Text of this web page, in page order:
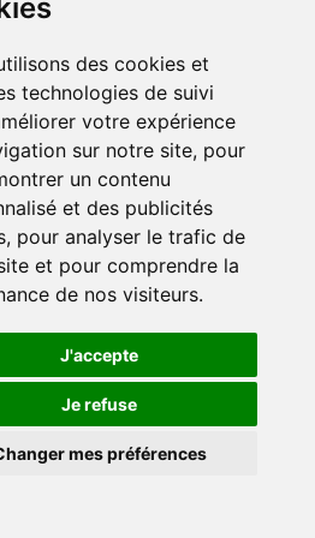
des cookies et
technologies de suivi
votre expérience
sur notre site, pour
un contenu
et des publicités
pour analyser le trafic de
et pour comprendre la
de nos visiteurs.
J'accepte
Je refuse
mes préférences